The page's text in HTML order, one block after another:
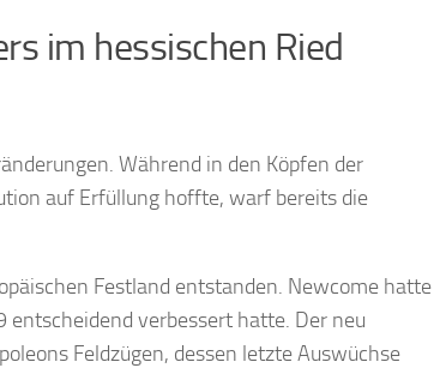
im hessischen Ried
Während in den Köpfen der
auf Erfüllung hoffte, warf bereits die
Festland entstanden. Newcome hatte
verbessert hatte. Der neu
Feldzügen, dessen letzte Auswüchse